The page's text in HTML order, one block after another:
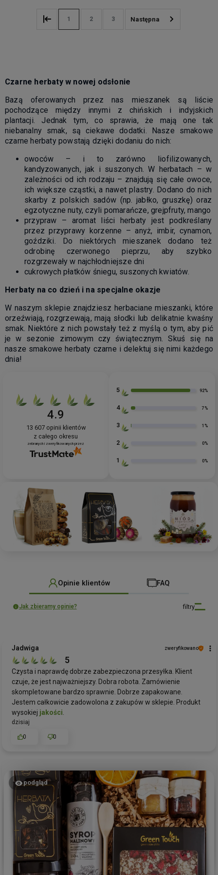
1 2 3
Czarne herbaty w nowej odsłonie
Bazą oferowanych przez nas mieszanek są liście
pochodzące między innymi z chińskich i indyjskich
plantacji. Jednak tym, co sprawia, że mają one tak
niebanalny smak, są ciekawe dodatki. Nasze smakowe
czarne herbaty powstają dzięki dodaniu do nich:
owoców – i to zarówno liofilizowanych,
kandyzowanych, jak i suszonych. W herbatach – w
zależności od ich rodzaju – znajdują się całe owoce,
ich większe cząstki, a nawet plastry. Dodano do nich
skarby z polskich sadów (np. jabłko, gruszkę) oraz
egzotyczne nuty, czyli pomarańcze, grejpfruty, mango
przypraw – aromat liści herbaty jest podkreślany
przez przyprawy korzenne – anyż, imbir, cynamon,
goździki. Do niektórych mieszanek dodano też
odrobinę czerwonego pieprzu, aby szybko
rozgrzewały w najchłodniejsze dni
cukrowych płatków śniegu, suszonych kwiatów.
Herbaty na co dzień i na specjalne okazje
W naszym sklepie znajdziesz herbaciane mieszanki, które
orzeźwiają, rozgrzewają, mają słodki lub delikatnie kwaśny
smak. Niektóre z nich powstały też z myślą o tym, aby pić
je w sezonie zimowym czy świątecznym. Skuś się na
nasze smakowe herbaty czarne i delektuj się nimi każdego
dnia!
4.9
13 607opinii klientów
z całego okresu
zebranych i zweryfikowanych przez
5 92%
4 7%
3 1%
2 0%
1 0%
Opinie klientów FAQ
filtry
Jak zbieramy opinie?
Jadwiga zweryfikowano
5
Czysta i naprawdę dobrze zabezpieczona przesyłka. Klient
czuje, że jest najważniejszy. Dobra robota. Zamówienie
skompletowane bardzo sprawnie. Dobrze zapakowane.
Jestem całkowicie zadowolona z zakupów w sklepie. Produkt
wysokiej jakości.
dzisiaj
0 0
podgląd